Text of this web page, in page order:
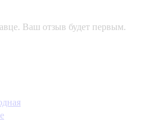
Ваш отзыв будет первым.